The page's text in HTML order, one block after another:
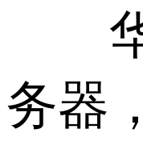
华
务器